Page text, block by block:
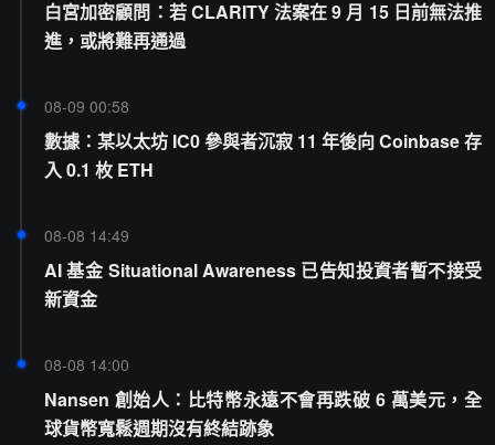
白宮加密顧問：若 CLARITY 法案在 9 月 15 日前無法推
進，或將難再通過
08-09 00:58
數據：某以太坊 IC0 參與者沉寂 11 年後向 Coinbase 存
入 0.1 枚 ETH
08-08 14:49
AI 基金 Situational Awareness 已告知投資者暫不接受
新資金
08-08 14:00
Nansen 創始人：比特幣永遠不會再跌破 6 萬美元，全
球貨幣寬鬆週期沒有終結跡象